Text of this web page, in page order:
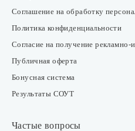
Соглашение на обработку
Политика конфиденциальности
Согласие на получение
Публичная оферта
Бонусная система
Результаты СОУТ
Частые вопросы